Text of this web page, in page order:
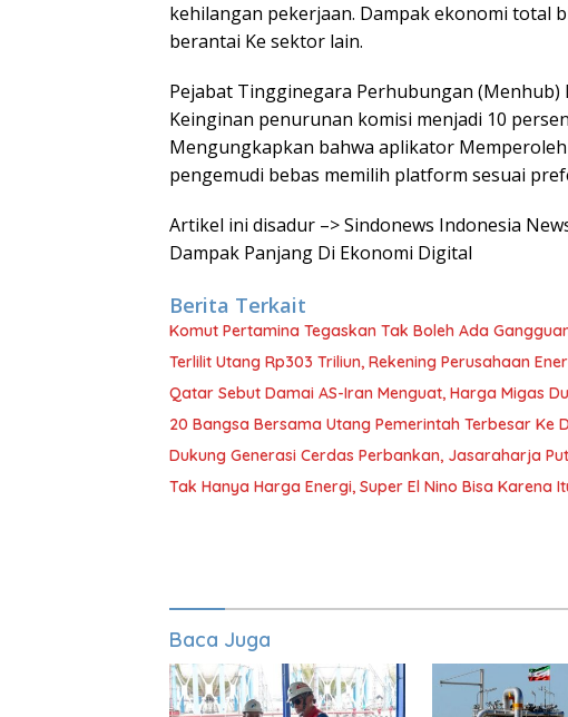
kehilangan pekerjaan. Dampak ekonomi total
berantai Ke sektor lain.
Pejabat Tingginegara Perhubungan
Keinginan penurunan komisi menjadi 10
Mengungkapkan bahwa aplikator
pengemudi bebas memilih platform sesuai
Artikel ini disadur –> Sindonews Indonesia
Dampak Panjang Di Ekonomi Digital
Berita Terkait
Komut Pertamina Tegaskan Tak Boleh Ada
Terlilit Utang Rp303 Triliun, Rekening Perusahaan
Qatar Sebut Damai AS-Iran Menguat, Harga Migas
20 Bangsa Bersama Utang Pemerintah Terbesar Ke
Dukung Generasi Cerdas Perbankan, Jasaraharja
Tak Hanya Harga Energi, Super El Nino Bisa Karena
Baca Juga